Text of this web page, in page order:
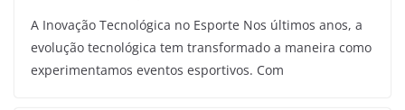
A Inovação Tecnológica no Esporte Nos últimos anos, a
evolução tecnológica tem transformado a maneira como
experimentamos eventos esportivos. Com